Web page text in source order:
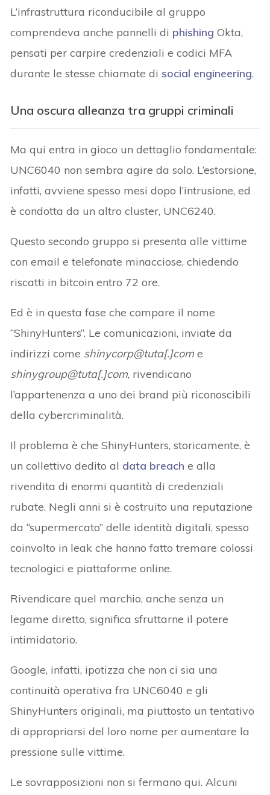
L’infrastruttura riconducibile al gruppo
comprendeva anche pannelli di phishing Okta,
pensati per carpire credenziali e codici MFA
durante le stesse chiamate di social engineering.
Una oscura alleanza tra gruppi criminali
Ma qui entra in gioco un dettaglio fondamentale:
UNC6040 non sembra agire da solo. L’estorsione,
infatti, avviene spesso mesi dopo l’intrusione, ed
è condotta da un altro cluster, UNC6240.
Questo secondo gruppo si presenta alle vittime
con email e telefonate minacciose, chiedendo
riscatti in bitcoin entro 72 ore.
Ed è in questa fase che compare il nome
“ShinyHunters”. Le comunicazioni, inviate da
indirizzi come shinycorp@tuta[.]com e
shinygroup@tuta[.]com, rivendicano
l’appartenenza a uno dei brand più riconoscibili
della cybercriminalità.
Il problema è che ShinyHunters, storicamente, è
un collettivo dedito al data breach e alla
rivendita di enormi quantità di credenziali
rubate. Negli anni si è costruito una reputazione
da “supermercato” delle identità digitali, spesso
coinvolto in leak che hanno fatto tremare colossi
tecnologici e piattaforme online.
Rivendicare quel marchio, anche senza un
legame diretto, significa sfruttarne il potere
intimidatorio.
Google, infatti, ipotizza che non ci sia una
continuità operativa fra UNC6040 e gli
ShinyHunters originali, ma piuttosto un tentativo
di appropriarsi del loro nome per aumentare la
pressione sulle vittime.
Le sovrapposizioni non si fermano qui. Alcuni